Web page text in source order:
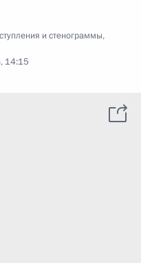
и стенограммы,
14:15